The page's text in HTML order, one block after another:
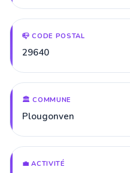
📪 CODE POSTAL
29640
🏛️ COMMUNE
Plougonven
💼 ACTIVITÉ